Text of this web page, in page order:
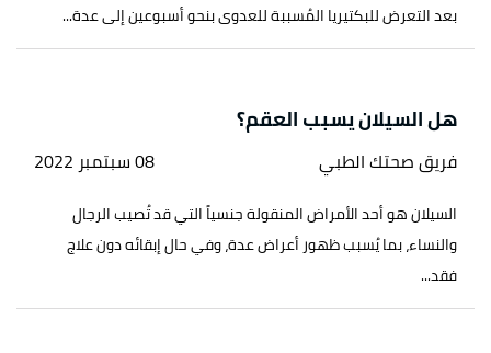
بعد التعرض للبكتيريا المُسببة للعدوى بنحو أسبوعين إلى عدة...
هل السيلان يسبب العقم؟
فريق صحتك الطبي 08 سبتمبر 2022
السيلان هو أحد الأمراض المنقولة جنسياً التي قد تُصيب الرجال
والنساء، بما يُسبب ظهور أعراض عدة، وفي حال إبقائه دون علاج
فقد...